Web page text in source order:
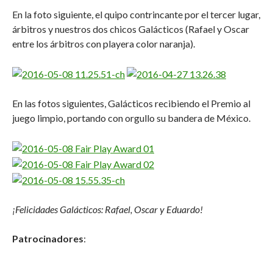
En la foto siguiente, el quipo contrincante por el tercer lugar,
árbitros y nuestros dos chicos Galácticos (Rafael y Oscar
entre los árbitros con playera color naranja).
En las fotos siguientes, Galácticos recibiendo el Premio al
juego limpio, portando con orgullo su bandera de México.
¡Felicidades Galácticos: Rafael, Oscar y Eduardo!
Patrocinadores: